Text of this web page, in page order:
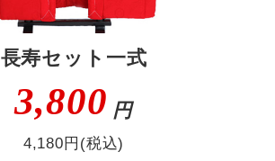
長寿セット一式
3,800 円
4,180円(税込)